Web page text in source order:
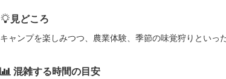
見どころ
キャンプを楽しみつつ、農業体験、季節の味覚狩りといっ
混雑する時間の目安